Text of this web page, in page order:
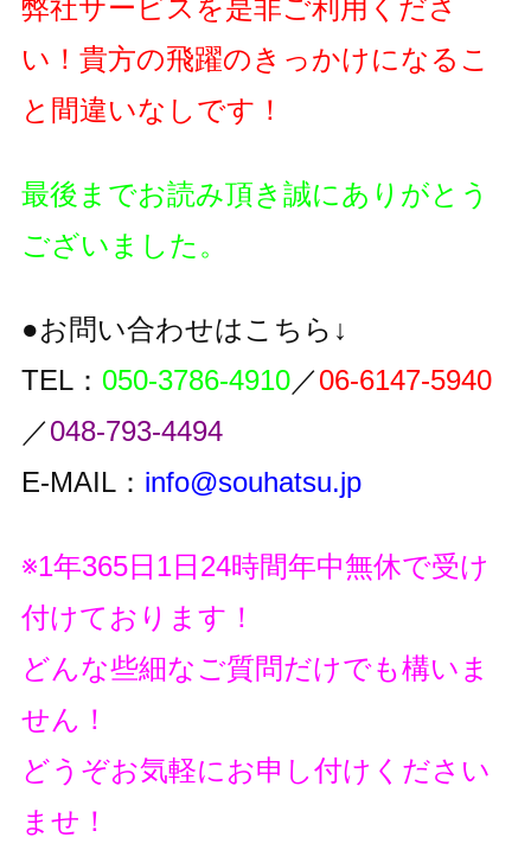
弊社サービスを是非ご利用くださ
い！貴方の飛躍のきっかけになるこ
と間違いなしです！
最後までお読み頂き誠にありがとう
ございました。
●お問い合わせはこちら↓
TEL： 050-3786-4910／06-6147-5940
／048-793-4494
E-MAIL： info@souhatsu.jp
※1年365日1日24時間年中無休で受け
付けております！
どんな些細なご質問だけでも構いま
せん！
どうぞお気軽にお申し付けください
ませ！